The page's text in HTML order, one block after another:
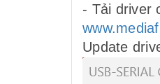
- Tải driver
Update